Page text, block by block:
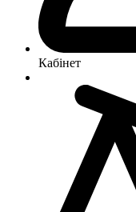
Кабінет